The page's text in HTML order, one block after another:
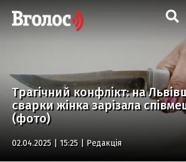
Трагічний конфлікт: на
сварки жінка зарізала
(фото)
02.04.2025 | 15:25 | Редакція